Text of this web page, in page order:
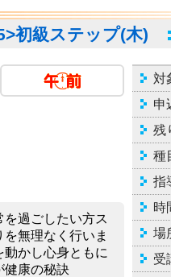
初級ステップ(木)
過ごしたい方ス
無理なく行いま
かし心身ともに
健康の秘訣
対
申
残
種
指
時
場
受